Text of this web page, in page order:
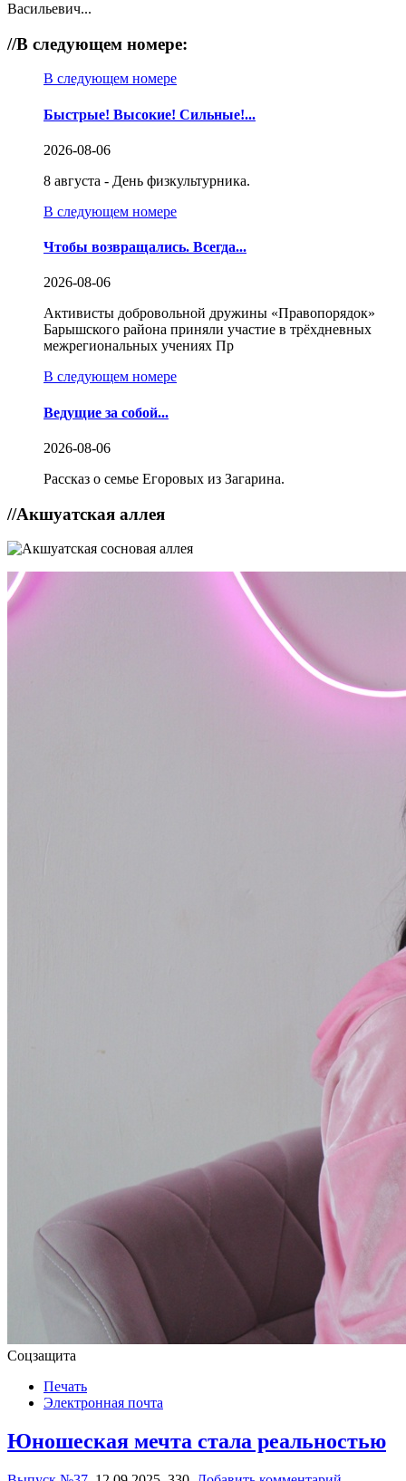
Васильевич...
//В следующем номере:
В следующем номере
Быстрые! Высокие! Сильные!...
2026-08-06
8 августа - День физкультурника.
В следующем номере
Чтобы возвращались. Всегда...
2026-08-06
Активисты добровольной дружины «Правопорядок»
Барышского района приняли участие в трёхдневных
межрегиональных учениях Пр
В следующем номере
Ведущие за собой...
2026-08-06
Рассказ о семье Егоровых из Загарина.
//Акшуатская аллея
Соцзащита
Печать
Электронная почта
Юношеская мечта стала реальностью